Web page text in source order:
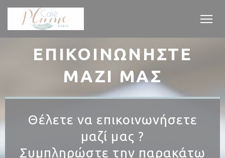
Πίνακας διαχείρισης "Μπισκότων" (Cookies)
ΕΠΙΚΟΙΝΩΝΉΣΤΕ
ΜΑΖΊ ΜΑΣ
Θέλετε να επικοινωνήσετε
μαζί μας ?
Συμπληρώστε την παρακάτω